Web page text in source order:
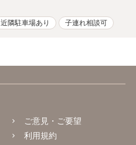
近隣駐車場あり 子連れ相談可
ご意見・ご要望
利用規約